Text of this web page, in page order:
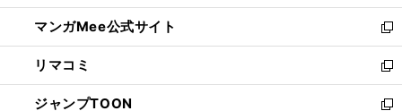
開
く
ン
ド
ウ
で
開
く
ウ
ィ
ン
ド
ウ
で
し
い
ウ
ィ
ン
ド
マンガMee公式サイト
新
し
い
ウ
ィ
リマコミ
新
し
い
ジャンプTOON
新